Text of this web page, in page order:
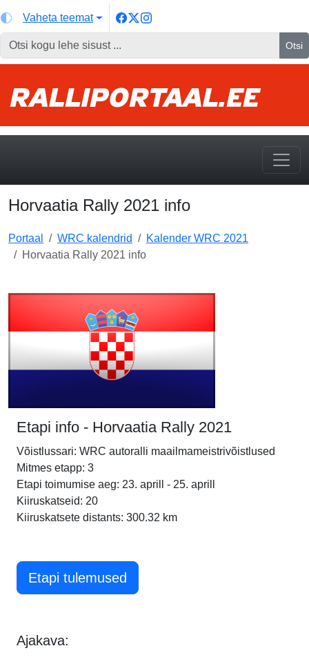
Vaheta teemat
Otsi
Horvaatia Rally 2021 info
Portaal WRC kalendrid
Kalender WRC 2021
Horvaatia Rally 2021 info
Etapi info - Horvaatia Rally 2021
Võistlussari: WRC autoralli maailmameistrivõistlused
Mitmes etapp: 3
Etapi toimumise aeg: 23. aprill - 25. aprill
Kiiruskatseid: 20
Kiiruskatsete distants: 300.32 km
Etapi tulemused
Ajakava: